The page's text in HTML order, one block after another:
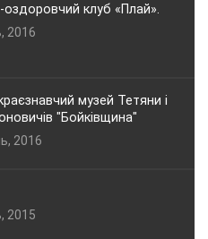
оздоровчий клуб «Плай».
2016
музей Тетяни і
"Бойківщина"
2016
2015